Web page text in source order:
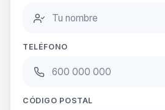
TELÉFONO
CÓDIGO POSTAL